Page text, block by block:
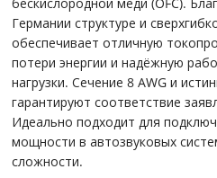
Германии структуре и
обеспечивает отличную
потери энергии и надёжную
нагрузки. Сечение 8 AWG и
гарантируют соответствие
Идеально подходит для
мощности в автозвуковых
сложности.